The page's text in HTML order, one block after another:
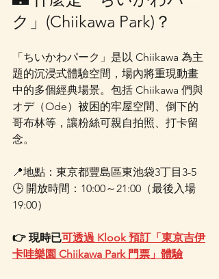
ク」(Chiikawa Park)？
「ちいかわパーク」是以 Chiikawa 為主
題的沉浸式體驗空間，場內將重現動畫
中的多個經典場景。包括 Chiikawa 們與
オデ（Ode）被困的牢屋空間、倒下的
哥布林等，讓粉絲可親自拍照、打卡留
念。
📍地點：東京都豐島區東池袋3丁目3-5
🕒 開放時間：10:00～21:00（最後入場
19:00）
👉 現時已可透過 Klook 預訂「東京吉伊
卡哇樂園 Chiikawa Park 門票」體驗